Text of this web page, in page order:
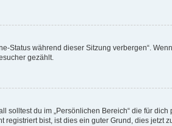
Status während dieser Sitzung verbergen“.
gezählt.
du im „Persönlichen Bereich“ die für
bist, ist dies ein guter Grund, dies jetzt